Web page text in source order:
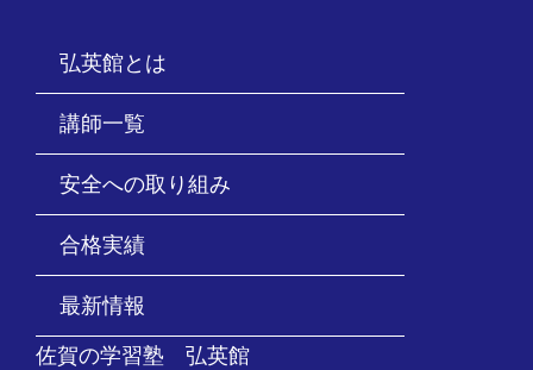
弘英館とは
講師一覧
安全への取り組み
合格実績
最新情報
佐賀の学習塾 弘英館